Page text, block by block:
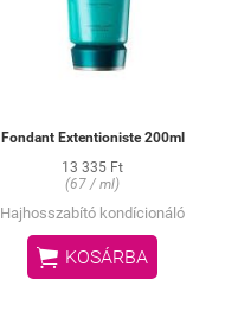
Fondant Extentioniste 200ml
13 335 Ft
(67 / ml)
Hajhosszabító kondícionáló
 KOSÁRBA